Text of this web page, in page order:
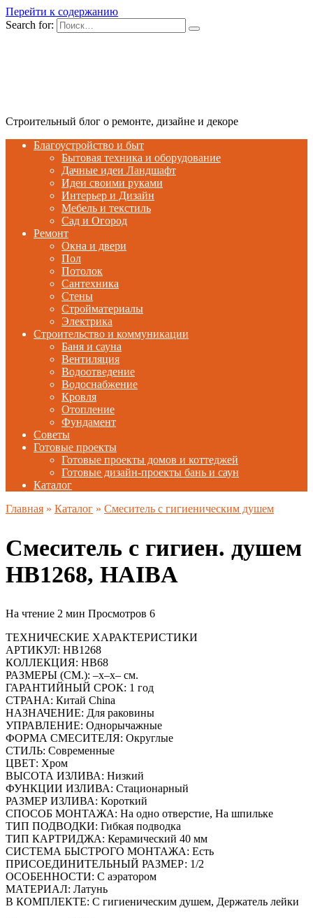
Перейти к содержанию
Search for:
Строительный блог о ремонте, дизайне и декоре
Благоустройство и быт
Бытовая техника и оборудование
Дачные идеи Ландшафт
Идеи своими руками
Интерьер и Дизайн
Мебель и текстиль
Сад и Огород
Ремонт
Окна и двери
Пол
Потолок
Сантехника
Стены
Стройматериалы
Электрика
Строительство и коммуникации
Баня и сауна
Вентиляция
Водоотведение
Водоснабжение
Кровля
Отопление
Фундамент
Советы
Готовые проекты
Готовые проекты домов и коттеджей
Готовые дизайн-проекты бань и саун
Каталог
Главная » Каталог » Смеситель с гигиеническим душем
Смеситель с гигиен. душем
HB1268, HAIBA
На чтение 2 мин Просмотров 6
ТЕХНИЧЕСКИЕ ХАРАКТЕРИСТИКИ
АРТИКУЛ: HB1268
КОЛЛЕКЦИЯ: HB68
РАЗМЕРЫ (СМ.): –x–x– см.
ГАРАНТИЙНЫЙ СРОК: 1 год
СТРАНА: Китай China
НАЗНАЧЕНИЕ: Для раковины
УПРАВЛЕНИЕ: Однорычажные
ФОРМА СМЕСИТЕЛЯ: Округлые
СТИЛЬ: Современные
ЦВЕТ: Хром
ВЫСОТА ИЗЛИВА: Низкий
ФУНКЦИИ ИЗЛИВА: Стационарный
РАЗМЕР ИЗЛИВА: Короткий
СПОСОБ МОНТАЖА: На одно отверстие, На шпильке
ТИП ПОДВОДКИ: Гибкая подводка
ТИП КАРТРИДЖА: Керамический 40 мм
СИСТЕМА БЫСТРОГО МОНТАЖА: Есть
ПРИСОЕДИНИТЕЛЬНЫЙ РАЗМЕР: 1/2
ОСОБЕННОСТИ: С аэратором
МАТЕРИАЛ: Латунь
В КОМПЛЕКТЕ: С гигиеническим душем, Держатель лейки